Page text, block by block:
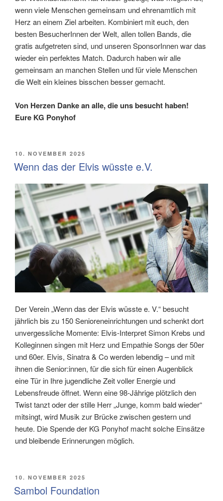
wenn viele Menschen gemeinsam und ehrenamtlich mit
Herz an einem Ziel arbeiten. Kombiniert mit euch, den
besten BesucherInnen der Welt, allen tollen Bands, die
gratis aufgetreten sind, und unseren SponsorInnen war das
wieder ein perfektes Match. Dadurch haben wir alle
gemeinsam an manchen Stellen und für viele Menschen
die Welt ein kleines bisschen besser gemacht.
Von Herzen Danke an alle, die uns besucht haben!
Eure KG Ponyhof
VERÖFFENTLICHT
AM
10. NOVEMBER 2025
Wenn das der Elvis wüsste e.V.
Der Verein „Wenn das der Elvis wüsste e. V.“ besucht
jährlich bis zu 150 Senioreneinrichtungen und schenkt dort
unvergessliche Momente: Elvis-Interpret Simon Krebs und
Kolleginnen singen mit Herz und Empathie Songs der 50er
und 60er. Elvis, Sinatra & Co werden lebendig – und mit
ihnen die Senior:innen, für die sich für einen Augenblick
eine Tür in Ihre jugendliche Zeit voller Energie und
Lebensfreude öffnet. Wenn eine 98-Jährige plötzlich den
Twist tanzt oder der stille Herr „Junge, komm bald wieder“
mitsingt, wird Musik zur Brücke zwischen gestern und
heute. Die Spende der KG Ponyhof macht solche Einsätze
und bleibende Erinnerungen möglich.
VERÖFFENTLICHT
AM
10. NOVEMBER 2025
Sambol Foundation